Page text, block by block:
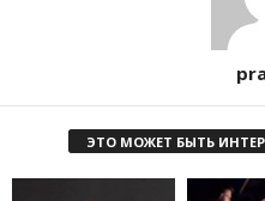
ЭТО МОЖЕТ БЫТЬ